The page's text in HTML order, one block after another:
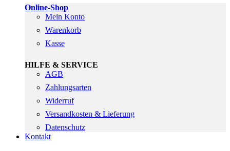
Online-Shop
Mein Konto
Warenkorb
Kasse
HILFE & SERVICE
AGB
Zahlungsarten
Widerruf
Versandkosten & Lieferung
Datenschutz
Kontakt